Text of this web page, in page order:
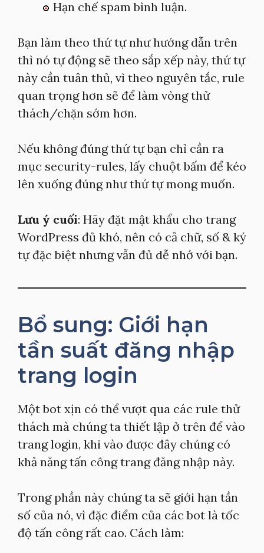
Hạn chế spam bình luận.
Bạn làm theo thứ tự như hướng dẫn trên
thì nó tự động sẽ theo sắp xếp này, thứ tự
này cần tuân thủ, vì theo nguyên tắc, rule
quan trọng hơn sẽ để làm vòng thử
thách/chặn sớm hơn.
Nếu không đúng thứ tự bạn chỉ cần ra
mục security-rules, lấy chuột bấm để kéo
lên xuống đúng như thứ tự mong muốn.
Lưu ý cuối: Hãy đặt mật khẩu cho trang
WordPress đủ khó, nên có cả chữ, số & ký
tự đặc biệt nhưng vẫn đủ dễ nhớ với bạn.
Bổ sung: Giới hạn
tần suất đăng nhập
trang login
Một bot xịn có thể vượt qua các rule thử
thách mà chúng ta thiết lập ở trên để vào
trang login, khi vào được đây chúng có
khả năng tấn công trang đăng nhập này.
Trong phần này chúng ta sẽ giới hạn tần
số của nó, vì đặc điểm của các bot là tốc
độ tấn công rất cao. Cách làm: